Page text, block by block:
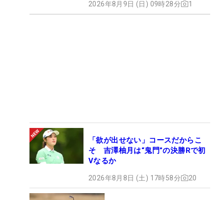
2026年8月9日 (日) 09時28分 1
「欲が出せない」コースだからこ
そ 吉澤柚月は“鬼門”の決勝Rで初
Vなるか
2026年8月8日 (土) 17時58分 20